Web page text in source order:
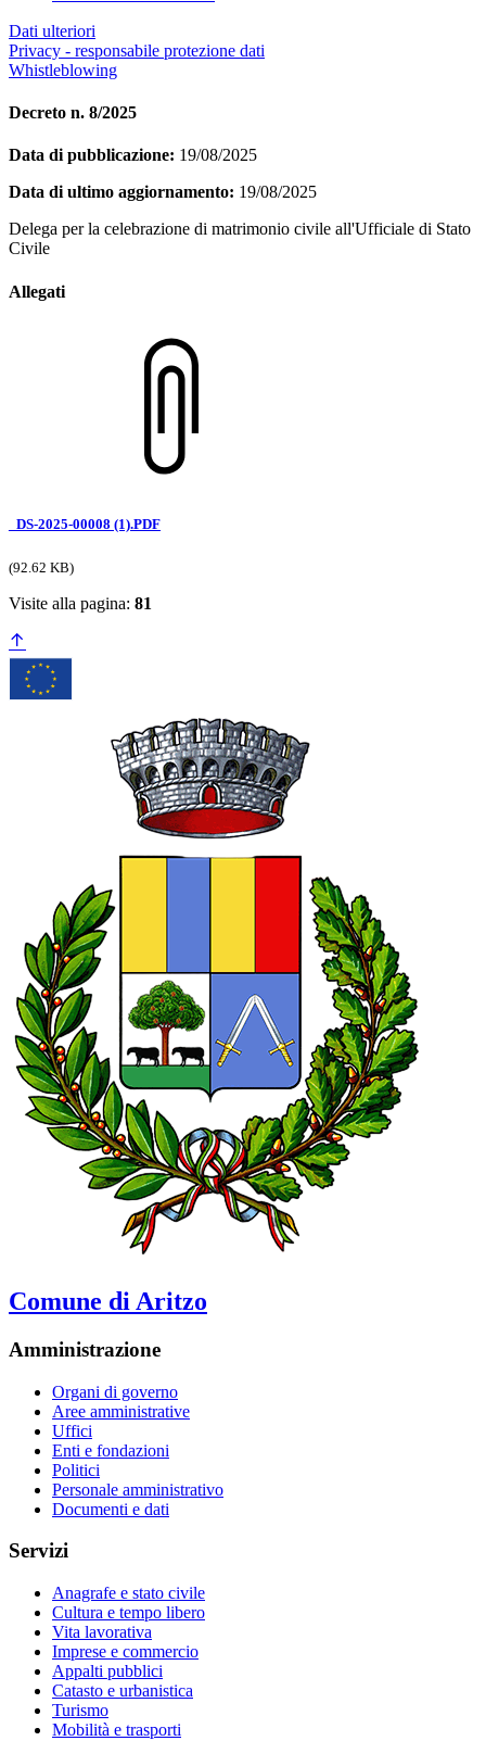
Dati ulteriori
Privacy - responsabile protezione dati
Whistleblowing
Decreto n. 8/2025
Data di pubblicazione: 19/08/2025
Data di ultimo aggiornamento: 19/08/2025
Delega per la celebrazione di matrimonio civile all'Ufficiale di Stato
Civile
Allegati
_DS-2025-00008 (1).PDF
(92.62 KB)
Visite alla pagina: 81
Comune di Aritzo
Amministrazione
Organi di governo
Aree amministrative
Uffici
Enti e fondazioni
Politici
Personale amministrativo
Documenti e dati
Servizi
Anagrafe e stato civile
Cultura e tempo libero
Vita lavorativa
Imprese e commercio
Appalti pubblici
Catasto e urbanistica
Turismo
Mobilità e trasporti